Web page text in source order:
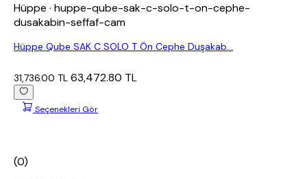
Hüppe · huppe-qube-sak-c-solo-t-on-cephe-
dusakabin-seffaf-cam
Hüppe Qube SAK C SOLO T Ön Cephe Duşakab...
31,736.00 TL 63,472.80 TL
Seçenekleri Gör
(0)